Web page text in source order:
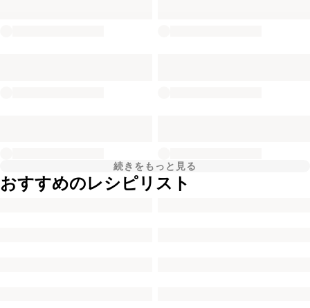
続きをもっと見る
おすすめのレシピリスト